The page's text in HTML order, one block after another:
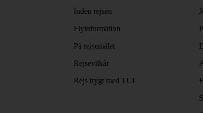
Inden rejsen
Flyinformation
På rejsemålet
Rejsevilkår
Rejs trygt med TUI